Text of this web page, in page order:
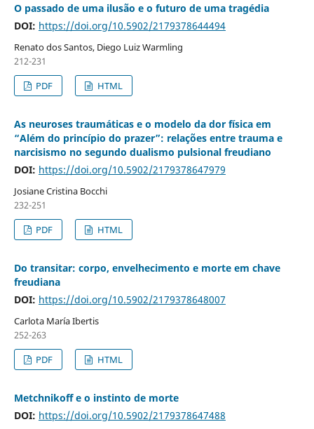
O passado de uma ilusão e o futuro de uma tragédia
DOI: https://doi.org/10.5902/2179378644494
Renato dos Santos, Diego Luiz Warmling
212-231
PDF
HTML
As neuroses traumáticas e o modelo da dor física em
“Além do princípio do prazer”: relações entre trauma e
narcisismo no segundo dualismo pulsional freudiano
DOI: https://doi.org/10.5902/2179378647979
Josiane Cristina Bocchi
232-251
PDF
HTML
Do transitar: corpo, envelhecimento e morte em chave
freudiana
DOI: https://doi.org/10.5902/2179378648007
Carlota María Ibertis
252-263
PDF
HTML
Metchnikoff e o instinto de morte
DOI: https://doi.org/10.5902/2179378647488